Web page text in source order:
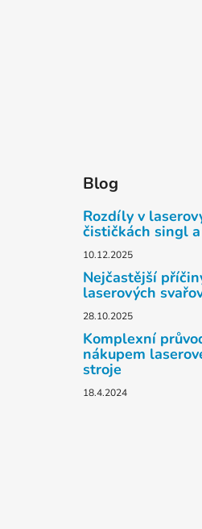
Blog
Rozdíly v
čističkách singl
10.12.2025
Nejčastější
laserových
28.10.2025
Komplexní
nákupem
stroje
18.4.2024